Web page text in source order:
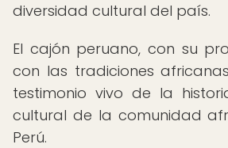
diversidad cultural del país.
El cajón peruano, con su
con las tradiciones
testimonio vivo de la
cultural de la comunidad
Perú.